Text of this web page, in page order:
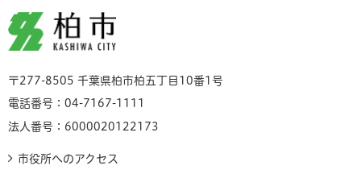
柏市
〒277-8505 千葉県柏市柏五丁目10番1号
電話番号：04-7167-1111
法人番号：6000020122173
市役所へのアクセス